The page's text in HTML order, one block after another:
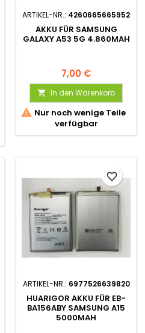
ARTIKEL-NR.: 4260665665952
AKKU FÜR SAMSUNG
GALAXY A53 5G 4.860MAH
7,00 €
 In den Warenkorb
 Nur noch wenige Teile
verfügbar
ARTIKEL-NR.: 6977526639820
HUARIGOR AKKU FÜR EB-
BA156ABY SAMSUNG A15
5000MAH
favorite_border